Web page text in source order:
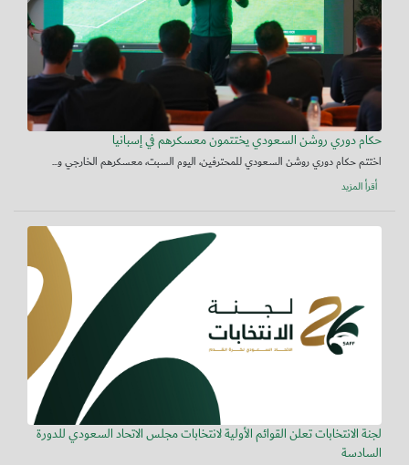
حكام دوري روشن السعودي يختتمون معسكرهم في إسبانيا
اختتم حكام دوري روشن السعودي للمحترفين، اليوم السبت، معسكرهم الخارجي و...
أقرأ المزيد
لجنة الانتخابات تعلن القوائم الأولية لانتخابات مجلس الاتحاد السعودي للدورة
السادسة